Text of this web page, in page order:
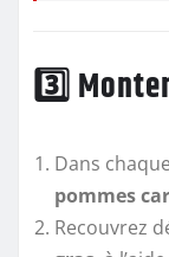
3️⃣
Dans
pommes
Recouvrez